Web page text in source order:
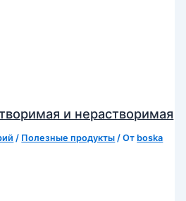
и нерастворимая
/ Полезные продукты / От boska